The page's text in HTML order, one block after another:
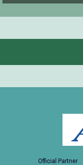
Official Partner